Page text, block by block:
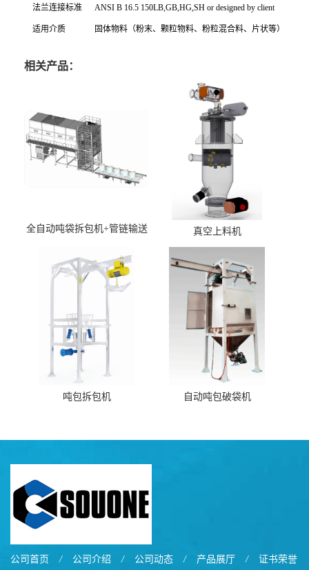
法兰连接标准 ANSI B 16.5 150LB,GB,HG,SH or designed by client
适用介质 固体物料（粉末、颗粒物料、粉粒混合料、片状等）
相关产品：
全自动吨袋拆包机+管链输送
真空上料机
吨包拆包机 自动吨包破袋机
公司首页 / 公司介绍 / 公司动态 / 产品展厅 / 证书荣誉